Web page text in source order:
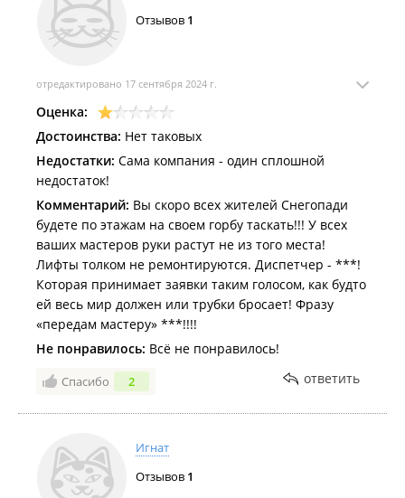
Отзывов 1
отредактировано 17 сентября 2024 г.
Оценка:
Достоинства: Нет таковых
Недостатки: Сама компания - один сплошной
недостаток!
Комментарий: Вы скоро всех жителей Снегопади
будете по этажам на своем горбу таскать!!! У всех
ваших мастеров руки растут не из того места!
Лифты толком не ремонтируются. Диспетчер - ***!
Которая принимает заявки таким голосом, как будто
ей весь мир должен или трубки бросает! Фразу
«передам мастеру» ***!!!!
Не понравилось: Всё не понравилось!
Спасибо 2 ответить
Игнат
Отзывов 1